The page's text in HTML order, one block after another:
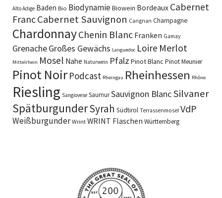
Alto Adige Baden Bio BiodynamieBiowein Bordeaux Cabernet
FrancCabernet Sauvignon Carignan Champagne
ChardonnayChenin Blanc Franken Gamay
GrenacheGroßes Gewächs Languedoc Loire Merlot
Mittelrhein Mosel Nahe Naturwein Pfalz Pinot Blanc Pinot Meunier
Pinot Noir Podcast Rheingau Rheinhessen Rhône
Riesling Sangiovese SaumurSauvignon BlancSilvaner
SpätburgunderSyrah Südtirol Terrassenmosel VdP
Weißburgunder Wrint WRINT Flaschen Württemberg